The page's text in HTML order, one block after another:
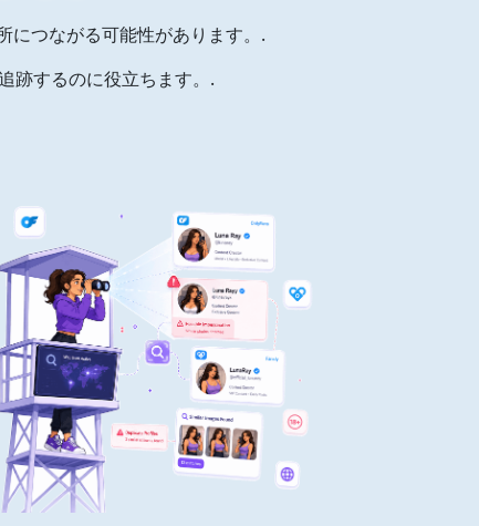
につながる可能性があります。.
跡するのに役立ちます。.